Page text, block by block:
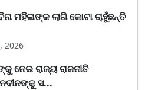
ମହିଳାଙ୍କ ଲାଗି କୋଟା ଚାହୁଁଛନ୍ତି
2026
ନେଇ ରାଜ୍ୟ ରାଜନୀତି
ସ...